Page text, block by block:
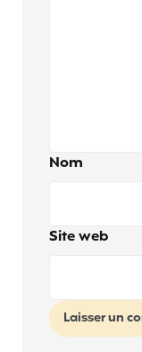
Nom
Site web